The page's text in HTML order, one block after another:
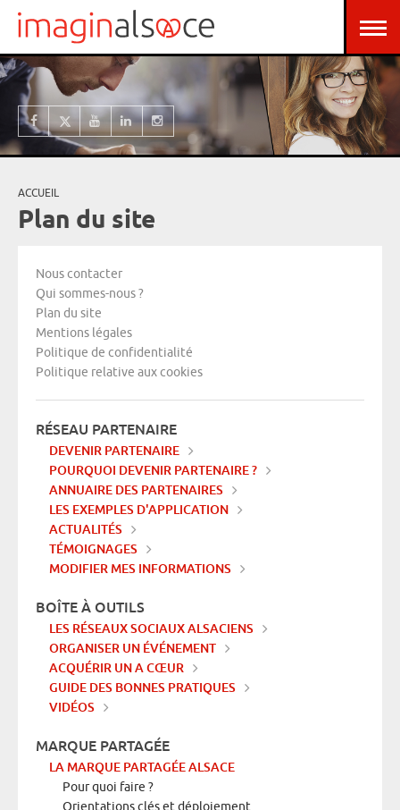
Aller au contenu principal
Vous êtes ici
ACCUEIL
Plan du site
Nous contacter
Qui sommes-nous ?
Plan du site
Mentions légales
Politique de confidentialité
Politique relative aux cookies
RÉSEAU PARTENAIRE
DEVENIR PARTENAIRE
POURQUOI DEVENIR PARTENAIRE ?
ANNUAIRE DES PARTENAIRES
LES EXEMPLES D'APPLICATION
ACTUALITÉS
TÉMOIGNAGES
MODIFIER MES INFORMATIONS
BOÎTE À OUTILS
LES RÉSEAUX SOCIAUX ALSACIENS
ORGANISER UN ÉVÉNEMENT
ACQUÉRIR UN A CŒUR
GUIDE DES BONNES PRATIQUES
VIDÉOS
MARQUE PARTAGÉE
LA MARQUE PARTAGÉE ALSACE
Pour quoi faire ?
Orientations clés et déploiement
Panneau de gestion des cookies